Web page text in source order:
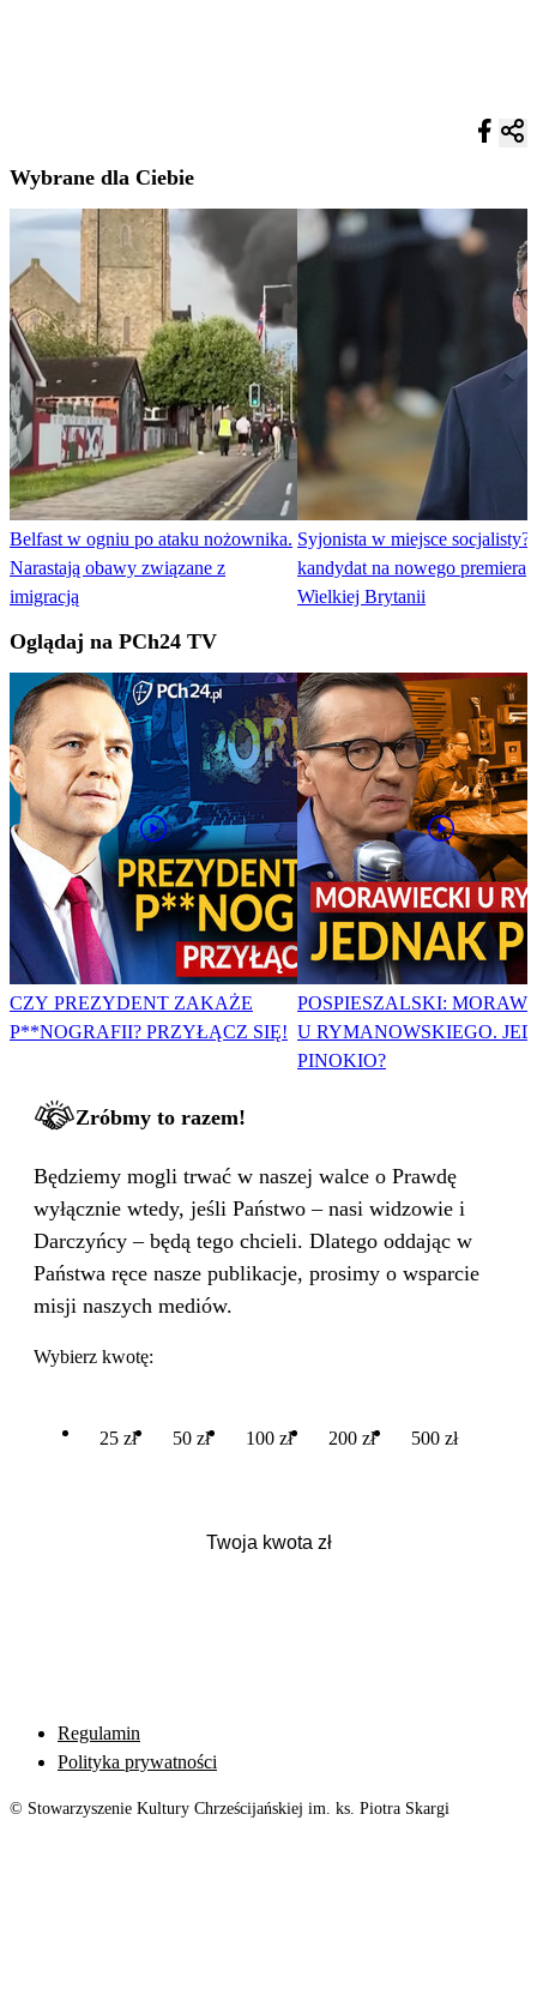
Wybrane dla Ciebie
Belfast w ogniu po ataku nożownika.
Narastają obawy związane z
imigracją
Syjonista w miejsce socjalisty?
kandydat na nowego premiera
Wielkiej Brytanii
Oglądaj na PCh24 TV
CZY PREZYDENT ZAKAŻE
P**NOGRAFII? PRZYŁĄCZ SIĘ!
POSPIESZALSKI:
U RYMANOWSKIEGO.
PINOKIO?
Zróbmy to razem!
Będziemy mogli trwać w naszej walce o Prawdę
wyłącznie wtedy, jeśli Państwo – nasi widzowie i
Darczyńcy – będą tego chcieli. Dlatego oddając w
Państwa ręce nasze publikacje, prosimy o wsparcie
misji naszych mediów.
Wybierz kwotę:
25 zł 50 zł 100 zł 200 zł 500 zł
Regulamin
Polityka prywatności
© Stowarzyszenie Kultury Chrześcijańskiej im. ks. Piotra Skargi